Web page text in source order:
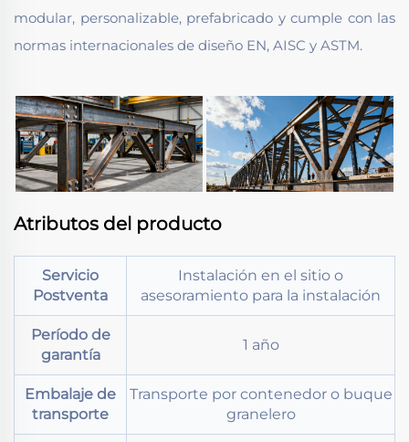
modular, personalizable, prefabricado y cumple con las
normas internacionales de diseño EN, AISC y ASTM.
Atributos del producto
Servicio
Postventa
Instalación en el sitio o
asesoramiento para la instalación
Período de
garantía
1 año
Embalaje de
transporte
Transporte por contenedor o buque
granelero